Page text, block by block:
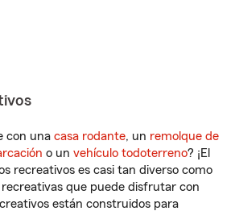
con una casa rodante, un remolque de
o un vehículo todoterreno? ¡El
recreativos es casi tan diverso como
recreativas que puede disfrutar con
están construidos para